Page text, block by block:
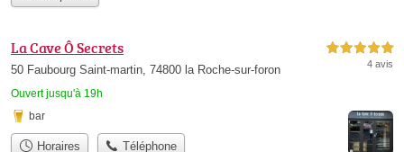
La Cave Ô Secrets
50 Faubourg Saint-martin, 74800 la Roche-sur-foron
Ouvert jusqu'à 19h
5,0 étoiles sur 5
4 avis
bar
Horaires Téléphone